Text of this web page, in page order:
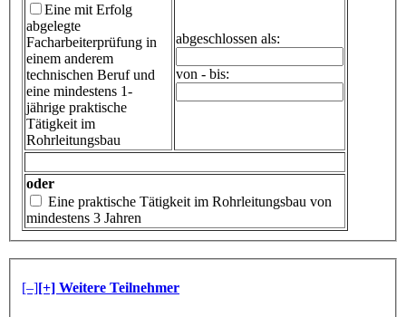
Eine mit Erfolg
abgelegte
Facharbeiterprüfung in
einem anderem
technischen Beruf und
eine mindestens 1-
jährige praktische
Tätigkeit im
Rohrleitungsbau
abgeschlossen als:
von - bis:
oder
Eine praktische Tätigkeit im Rohrleitungsbau von
mindestens 3 Jahren
[–][+] Weitere Teilnehmer